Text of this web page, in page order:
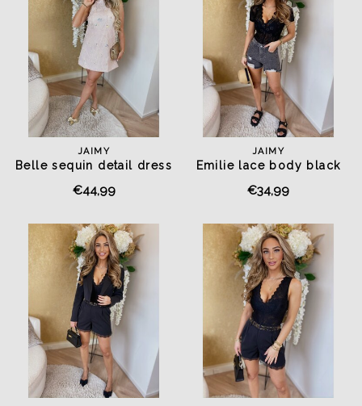
JAIMY
Belle sequin detail dress
€44,99
JAIMY
Emilie lace body black
€34,99